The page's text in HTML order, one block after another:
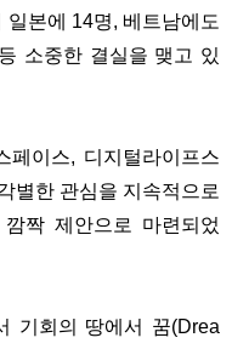
본에 14명, 베트남에도
소중한 결실을 맺고 있
페이스, 디지털라이프스
별한 관심을 지속적으로
짝 제안으로 마련되었
기회의 땅에서 꿈(Drea